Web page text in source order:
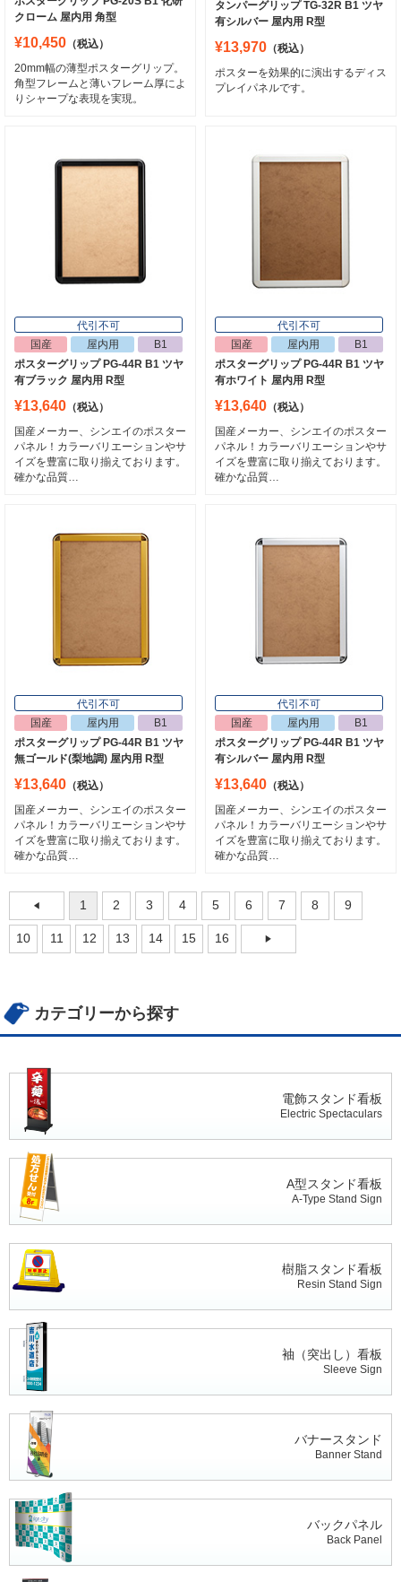
クローム 屋内用 角型
¥10,450 （税込）
20mm幅の薄型ポスターグリップ。
角型フレームと薄いフレーム厚によ
りシャープな表現を実現。
タンパーグリップ TG-32R B1 ツヤ
有シルバー 屋内用 R型
¥13,970 （税込）
ポスターを効果的に演出するディス
プレイパネルです。
代引不可
国産
屋内用
B1
ポスターグリップ PG-44R B1 ツヤ
有ブラック 屋内用 R型
¥13,640 （税込）
国産メーカー、シンエイのポスター
パネル！カラーバリエーションやサ
イズを豊富に取り揃えております。
確かな品質…
代引不可
国産
屋内用
B1
ポスターグリップ PG-44R B1 ツヤ
有ホワイト 屋内用 R型
¥13,640 （税込）
国産メーカー、シンエイのポスター
パネル！カラーバリエーションやサ
イズを豊富に取り揃えております。
確かな品質…
代引不可
国産
屋内用
B1
ポスターグリップ PG-44R B1 ツヤ
無ゴールド(梨地調) 屋内用 R型
¥13,640 （税込）
国産メーカー、シンエイのポスター
パネル！カラーバリエーションやサ
イズを豊富に取り揃えております。
確かな品質…
代引不可
国産
屋内用
B1
ポスターグリップ PG-44R B1 ツヤ
有シルバー 屋内用 R型
¥13,640 （税込）
国産メーカー、シンエイのポスター
パネル！カラーバリエーションやサ
イズを豊富に取り揃えております。
確かな品質…
1 2 3 4 5 6 7 8 9
10 11 12 13 14 15 16
カテゴリーから探す
電飾スタンド看板
Electric Spectaculars
A型スタンド看板
A-Type Stand Sign
樹脂スタンド看板
Resin Stand Sign
袖（突出し）看板
Sleeve Sign
バナースタンド
Banner Stand
バックパネル
Back Panel